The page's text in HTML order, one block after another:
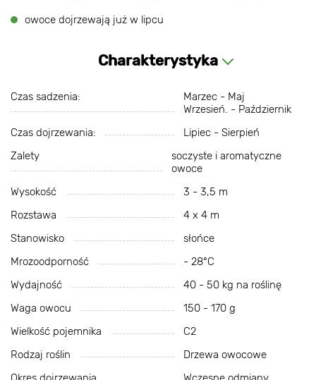
owoce dojrzewają już w lipcu
Charakterystyka
Czas sadzenia:
Marzec - Maj
Wrzesień. - Październik
Czas dojrzewania:
Lipiec - Sierpień
Zalety
soczyste i aromatyczne
owoce
Wysokość
3 - 3,5 m
Rozstawa
4 x 4 m
Stanowisko
słońce
Mrozoodporność
- 28°С
Wydajność
40 - 50 kg na roślinę
Waga owocu
150 - 170 g
Wielkość pojemnika
C2
Rodzaj roślin
Drzewa owocowe